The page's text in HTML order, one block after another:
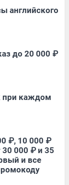
английского
до 20 000 ₽
при каждом
₽, 10 000 ₽
000 ₽ и 35
и все